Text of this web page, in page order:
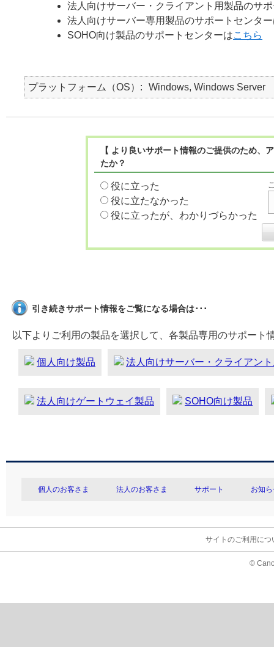
法人向けサーバー・クライアント用製品のサ
法人向けサーバー専用製品のサポートセンタ
SOHO向け製品のサポートセンターはこちら
プラットフォーム（OS） Windows, Windows Server
【 より良いサポート情報のご提供のため
たか？
役に立った
役に立たなかった
役に立ったが、わかりづらかった
引き続きサポート情報をご覧になる場合は･･･
以下よりご利用の製品を選択して、各製品専用のサポート
個人向け製品 法人向けサーバー・クライアン
法人向けゲートウェイ製品 SOHO向け製品
個人のお客さま 法人のお客さま サポート お知
サイトのご利用につ
©